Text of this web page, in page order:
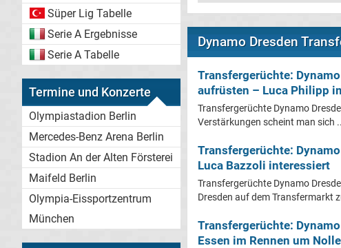
Süper Lig Tabelle
Serie A Ergebnisse
Serie A Tabelle
Termine und Konzerte
Olympiastadion Berlin
Mercedes-Benz Arena Berlin
Stadion An der Alten Försterei
Maifeld Berlin
Olympia-Eissportzentrum
München
Dynamo Dresden
Transfergerüchte:
aufrüsten – Luca Philipp
Transfergerüchte Dynamo
Verstärkungen scheint man sich
Transfergerüchte:
Luca Bazzoli interessiert
Transfergerüchte Dynamo
Dresden auf dem Transfermarkt
Transfergerüchte: Dynamo
Essen im Rennen um